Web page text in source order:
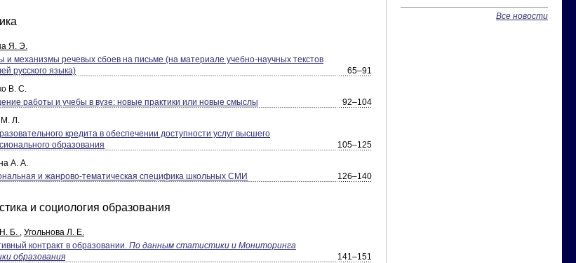
Я. Э.
и механизмы речевых сбоев на письме (на материале учебно-научных текстов
русского языка)
65–91
В. С.
работы и учебы в вузе: новые практики или новые смыслы
92–104
М. Л.
кредита в обеспечении доступности услуг высшего
образования
105–125
А. А.
и жанрово-тематическая специфика школьных СМИ
126–140
и социология образования
Б. , Угольнова Л. Е.
контракт в образовании. По данным статистики и Мониторинга
образования
141–151
Все новости